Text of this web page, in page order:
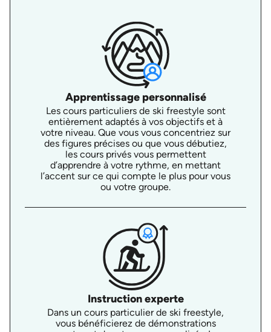
Apprentissage personnalisé
Les cours particuliers de ski freestyle sont
entièrement adaptés à vos objectifs et à
votre niveau. Que vous vous concentriez sur
des figures précises ou que vous débutiez,
les cours privés vous permettent
d’apprendre à votre rythme, en mettant
l’accent sur ce qui compte le plus pour vous
ou votre groupe.
Instruction experte
Dans un cours particulier de ski freestyle,
vous bénéficierez de démonstrations